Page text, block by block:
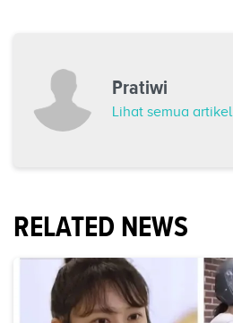
Pratiwi
Lihat semua artikel
RELATED NEWS